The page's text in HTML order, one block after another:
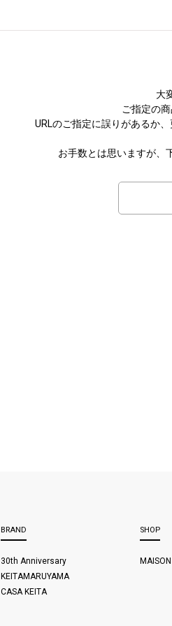
大
ご指定の
URLのご指定に誤りがあるか
お手数とは思いますが、
BRAND
30th Anniversary
KEITAMARUYAMA
CASA KEITA
SHOP